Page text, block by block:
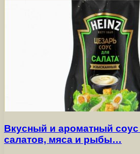
Вкусный и ароматный соус
салатов, мяса и рыбы…